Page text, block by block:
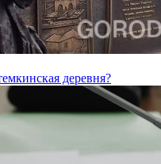
деревня?